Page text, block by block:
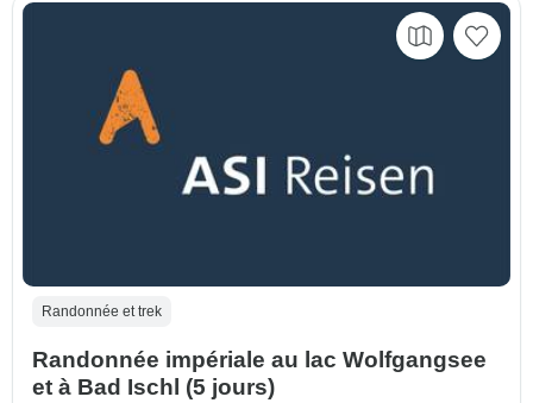
Randonnée et trek
Randonnée impériale au lac Wolfgangsee
et à Bad Ischl (5 jours)